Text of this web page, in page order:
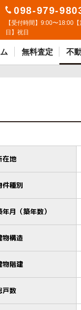
098-979-
【受付時間】9:00〜18:00
日】祝日
無料査定 不
在地
件種別
年月（築年数）
物構造
物階建
戸数